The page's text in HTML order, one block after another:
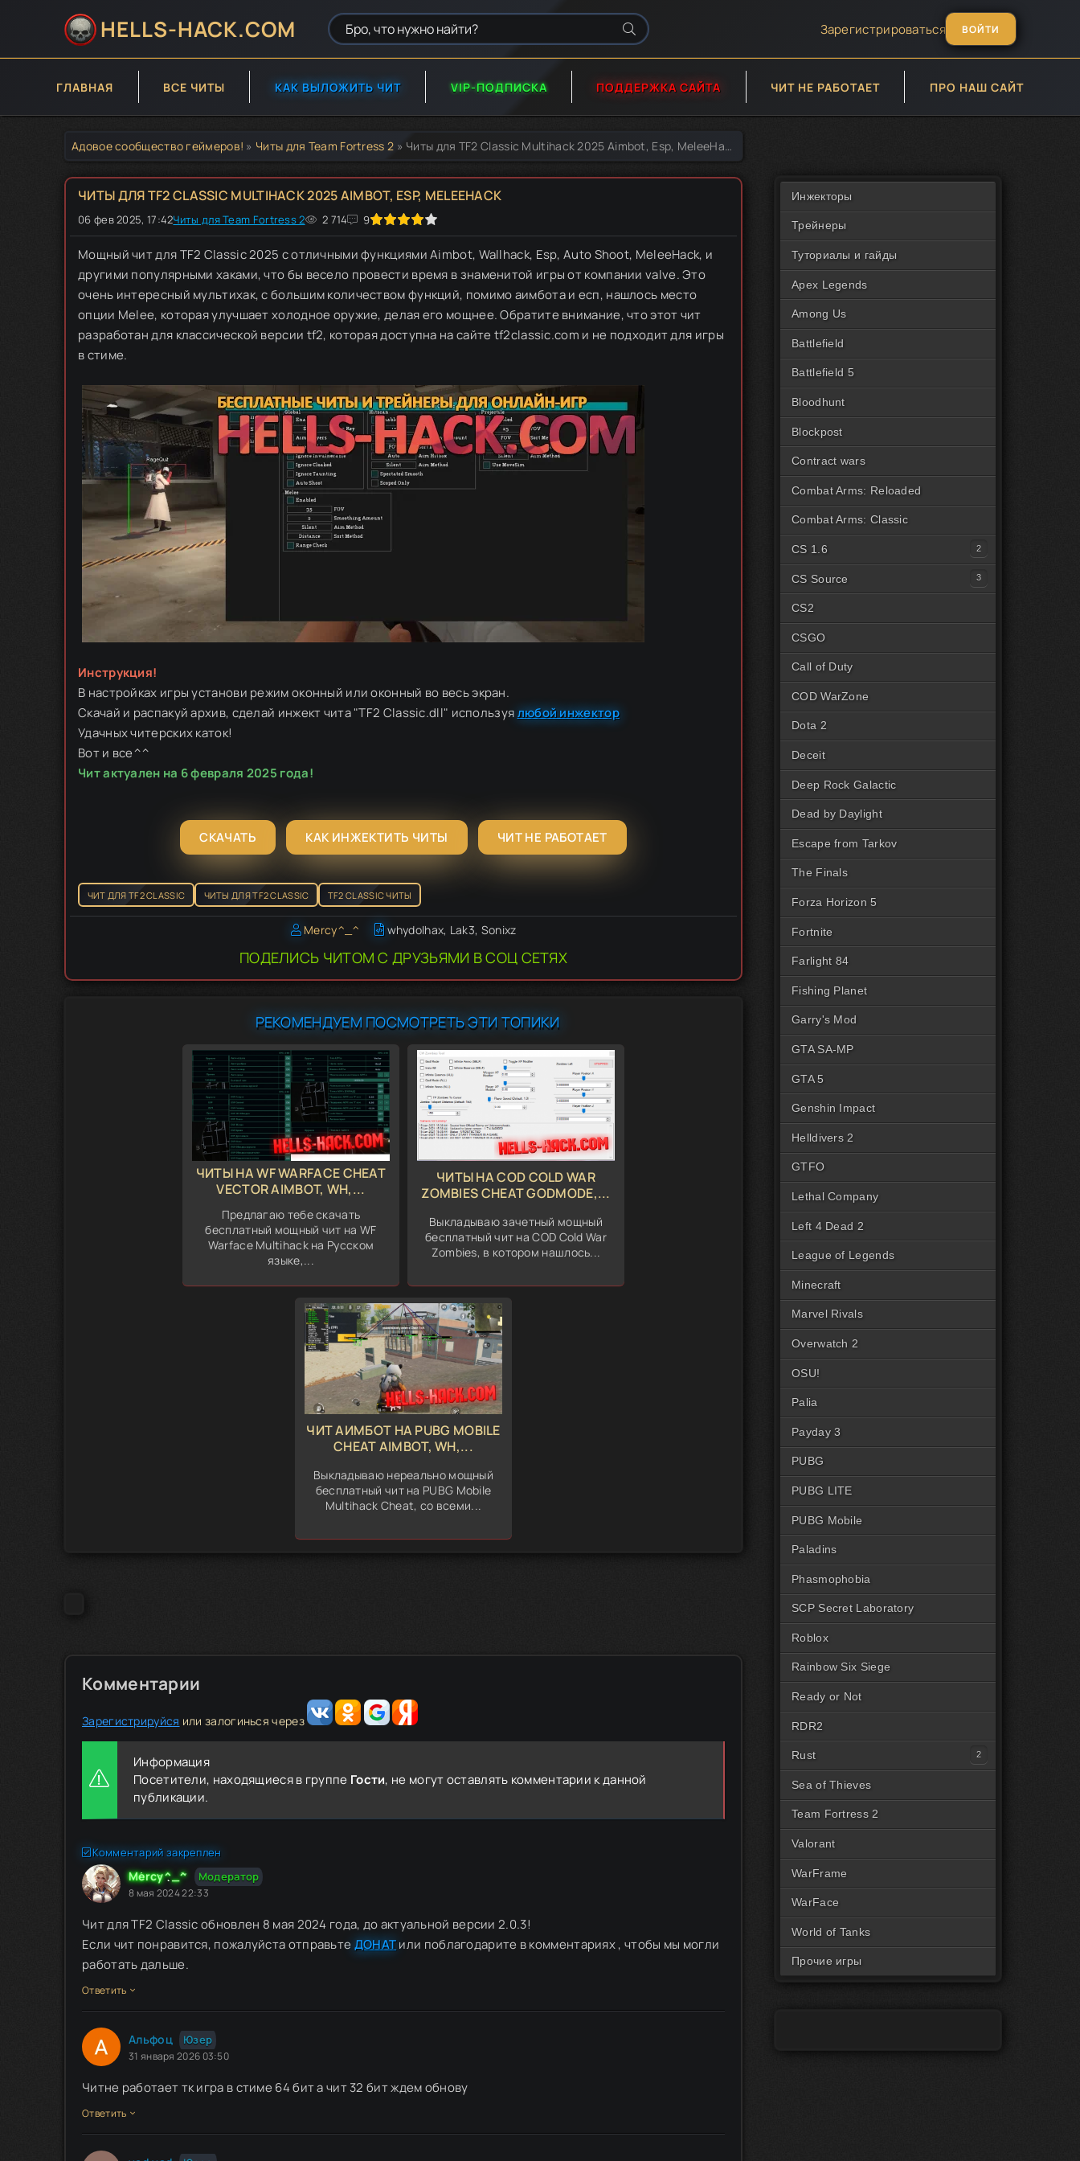
HELLS-HACK.COM Зарегистрироваться ВОЙТИ
ГЛАВНАЯ ВСЕ ЧИТЫ КАК ВЫЛОЖИТЬ ЧИТ VIP-ПОДПИСКА ПОДДЕРЖКА САЙТА ЧИТ НЕ РАБОТАЕТ ПРО НАШ САЙТ
Адовое сообщество геймеров! » Читы для Team Fortress 2 » Читы для TF2 Classic Multihack 2025 Aimbot, Esp, MeleeHack
ЧИТЫ ДЛЯ TF2 CLASSIC MULTIHACK 2025 AIMBOT, ESP, MELEEHACK
06 фев 2025, 17:42Читы для Team Fortress 2 2 714 9
80 1 2 3 4 5
Мощный чит для TF2 Classic 2025 с отличными функциями Aimbot, Wallhack, Esp, Auto Shoot, MeleeHack, и
другими популярными хаками, что бы весело провести время в знаменитой игры от компании valve. Это
очень интересный мультихак, с большим количеством функций, помимо аимбота и есп, нашлось место
опции Melee, которая улучшает холодное оружие, делая его мощнее. Обратите внимание, что этот чит
разработан для классической версии tf2, которая доступна на сайте tf2classic.com и не подходит для игры
в стиме.
Инструкция!
В настройках игры установи режим оконный или оконный во весь экран.
Скачай и распакуй архив, сделай инжект чита "TF2 Classic.dll" используялюбой инжектор
Удачных читерских каток!
Вот и все^^
Чит актуален на 6 февраля 2025 года!
СКАЧАТЬ КАК ИНЖЕКТИТЬ ЧИТЫ ЧИТ НЕ РАБОТАЕТ
ЧИТ ДЛЯ TF2 CLASSIC ЧИТЫ ДЛЯ TF2 CLASSIC TF2 CLASSIC ЧИТЫ
Mercy^_^ whydoIhax, Lak3, Sonixz
ПОДЕЛИСЬ ЧИТОМ С ДРУЗЬЯМИ В СОЦ СЕТЯХ
РЕКОМЕНДУЕМ ПОСМОТРЕТЬ ЭТИ ТОПИКИ
ЧИТЫ НА WF WARFACE CHEAT
VECTOR AIMBOT, WH,...
Предлагаю тебе скачать
бесплатный мощный чит на WF
Warface Multihack на Русском
языке,...
ЧИТЫ НА COD COLD WAR
ZOMBIES CHEAT GODMODE,...
Выкладываю зачетный мощный
бесплатный чит на COD Cold War
Zombies, в котором нашлось...
ЧИТ АИМБОТ НА PUBG MOBILE
CHEAT AIMBOT, WH,...
Выкладываю нереально мощный
бесплатный чит на PUBG Mobile
Multihack Cheat, со всеми...
Комментарии
Зарегистрируйся или залогинься через
Информация
Посетители, находящиеся в группе Гости, не могут оставлять комментарии к данной
публикации.
Комментарий закреплен
Mercy^_^ Модератор
8 мая 2024 22:33
Чит для TF2 Classic обновлен 8 мая 2024 года, до актуальной версии 2.0.3!
Если чит понравится, пожалуйста отправьтеДОНАТили поблагодарите в комментариях , чтобы мы могли
работать дальше.
Ответить
Альфоц Юзер
31 января 2026 03:50
Читне работает тк игра в стиме 64 бит а чит 32 бит ждем обнову
Ответить
Инжекторы
Трейнеры
Туториалы и гайды
Apex Legends
Among Us
Battlefield
Battlefield 5
Bloodhunt
Blockpost
Contract wars
Combat Arms: Reloaded
Combat Arms: Classic
CS 1.6
Читы для CS1.6 [Steam]
Читы для CS1.6 [Пиратка]
CS Source
Читы на CSS Steam
Читы на CSS Пиратка
CS2
CSGO
Call of Duty
COD WarZone
Dota 2
Deceit
Deep Rock Galactic
Dead by Daylight
Escape from Tarkov
The Finals
Forza Horizon 5
Fortnite
Farlight 84
Fishing Planet
Garry's Mod
GTA SA-MP
GTA 5
Genshin Impact
Helldivers 2
GTFO
Lethal Company
Left 4 Dead 2
League of Legends
Minecraft
Marvel Rivals
Overwatch 2
OSU!
Palia
Payday 3
PUBG
PUBG LITE
PUBG Mobile
Paladins
Phasmophobia
SCP Secret Laboratory
Roblox
Rainbow Six Siege
Ready or Not
RDR2
Rust
Читы на Rust Steam
Читы на Rust Пиратка
Sea of Thieves
Team Fortress 2
Valorant
WarFrame
WarFace
World of Tanks
Прочие игры